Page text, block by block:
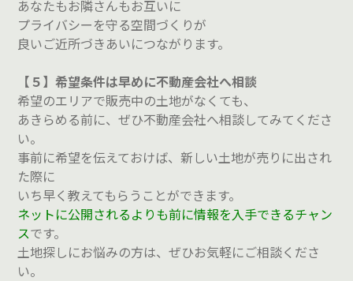
あなたもお隣さんもお互いに
プライバシーを守る空間づくりが
良いご近所づきあいにつながります。
【５】希望条件は早めに不動産会社へ相談
希望のエリアで販売中の土地がなくても、
あきらめる前に、ぜひ不動産会社へ相談してみてくださ
い。
事前に希望を伝えておけば、新しい土地が売りに出され
た際に
いち早く教えてもらうことができます。
ネットに公開されるよりも前に情報を入手できるチャン
スです。
土地探しにお悩みの方は、ぜひお気軽にご相談くださ
い。